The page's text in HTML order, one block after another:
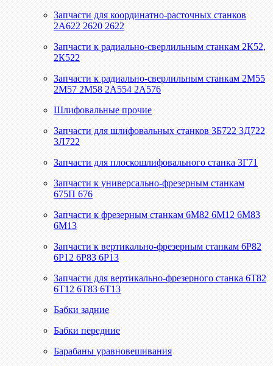
Запчасти для координатно-расточных станков
2А622 2620 2622
Запчасти к радиально-сверлильным станкам 2К52,
2К522
Запчасти к радиально-сверлильным станкам 2М55
2М57 2М58 2А554 2А576
Шлифовальные прочие
Запчасти для шлифовальных станков 3Б722 3Д722
3Л722
Запчасти для плоскошлифовального станка 3Г71
Запчасти к универсально-фрезерным станкам
675П 676
Запчасти к фрезерным станкам 6М82 6М12 6М83
6М13
Запчасти к вертикально-фрезерным станкам 6Р82
6Р12 6Р83 6Р13
Запчасти для вертикально-фрезерного станка 6Т82
6Т12 6Т83 6Т13
Бабки задние
Бабки передние
Барабаны уравновешивания